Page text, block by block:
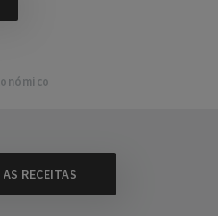
RECEITAS